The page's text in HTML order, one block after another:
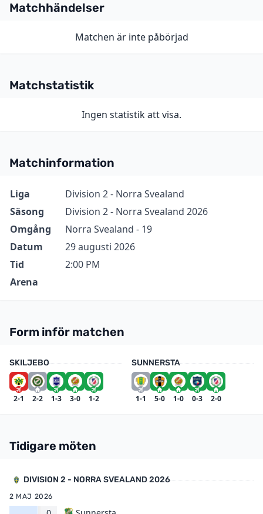
Matchhändelser
Matchen är inte påbörjad
Matchstatistik
Ingen statistik att visa.
Matchinformation
InformationVärde
Liga
Division 2 - Norra Svealand
Säsong
Division 2 - Norra Svealand 2026
Omgång
Norra Svealand - 19
Datum
29 augusti 2026
Tid
2:00 PM
Arena
Form inför matchen
SKILJEBO
2-1 2-2 1-3 3-0 1-2
SUNNERSTA
1-1 5-0 1-0 0-3 2-0
Tidigare möten
DIVISION 2 - NORRA SVEALAND 2026
2 MAJ 2026